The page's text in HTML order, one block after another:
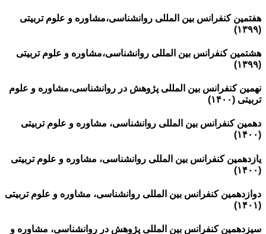
هفتمین کنفرانس بین المللی روانشناسی،مشاوره و علوم تربیتی
(۱۳۹۹)
هشتمین کنفرانس بین المللی روانشناسی،مشاوره و علوم تربیتی
(۱۳۹۹)
نهمین کنفرانس بین المللی پژوهش در روانشناسی،مشاوره و علوم
تربیتی (۱۴۰۰)
دهمین کنفرانس بین المللی روانشناسی، مشاوره و علوم تربیتی
(۱۴۰۰)
یازدهمین کنفرانس بین المللی روانشناسی، مشاوره و علوم تربیتی
(۱۴۰۰)
دوازدهمین کنفرانس بین المللی روانشناسی، مشاوره و علوم تربیتی
(۱۴۰۱)
سیزدهمین کنفرانس بین المللی پژوهش در روانشناسی، مشاوره و